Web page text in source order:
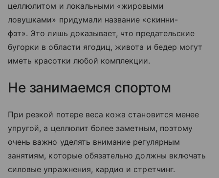
целлюлитом и локальными «жировыми
ловушками» придумали название «скинни-
фэт». Это лишь доказывает, что предательские
бугорки в области ягодиц, живота и бедер могут
иметь красотки любой комплекции.
Не занимаемся спортом
При резкой потере веса кожа становится менее
упругой, а целлюлит более заметным, поэтому
очень важно уделять внимание регулярным
занятиям, которые обязательно должны включать
силовые упражнения, кардио и стретчинг.